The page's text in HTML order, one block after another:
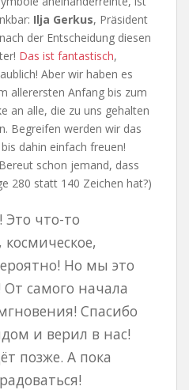
Ilja Gerkus, Präsident
der Entscheidung diesen
Das ist fantastisch,
Aber wir haben es
allerersten Anfang bis zum
an alle, die zu uns gehalten
Begreifen werden wir das
dahin einfach freuen!
schon jemand, dass
280 statt 140 Zeichen hat?)
что-то
Но мы это
От самого начала
Спасибо
и верил в нас!
позже. А пока